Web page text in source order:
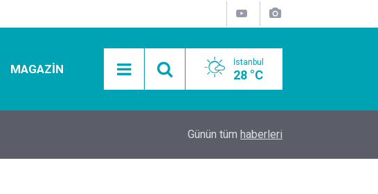
MAGAZIN İstanbul
28 °C
Mobil Araçlarla Hayır Lokması Dağıtımının
Günün tüm haberleri